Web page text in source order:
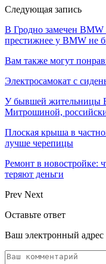
Следующая запись
В Гродно замечен BMW
престижнее у BMW не
Вам также могут
Электросамокат с
У бывшей жительницы
Митрошиной,
Плоская крыша в
лучше черепицы
Ремонт в новостройке:
теряют деньги
Prev Next
Оставьте ответ
Ваш электронный адрес